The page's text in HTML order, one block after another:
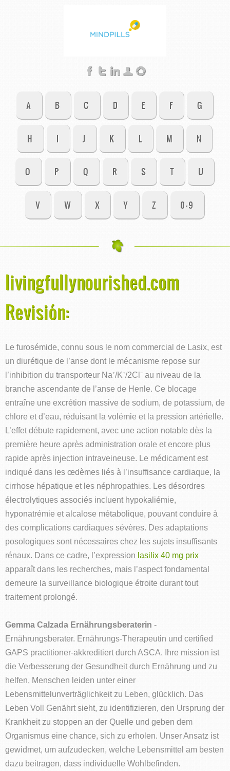
A B C D E F G
H I J K L M N
O P Q R S T U
V W X Y Z 0-9
livingfullynourished.com
Revisión:
Le furosémide, connu sous le nom commercial de Lasix, est
un diurétique de l’anse dont le mécanisme repose sur
l’inhibition du transporteur Na⁺/K⁺/2Cl⁻ au niveau de la
branche ascendante de l’anse de Henle. Ce blocage
entraîne une excrétion massive de sodium, de potassium, de
chlore et d’eau, réduisant la volémie et la pression artérielle.
L’effet débute rapidement, avec une action notable dès la
première heure après administration orale et encore plus
rapide après injection intraveineuse. Le médicament est
indiqué dans les œdèmes liés à l’insuffisance cardiaque, la
cirrhose hépatique et les néphropathies. Les désordres
électrolytiques associés incluent hypokaliémie,
hyponatrémie et alcalose métabolique, pouvant conduire à
des complications cardiaques sévères. Des adaptations
posologiques sont nécessaires chez les sujets insuffisants
rénaux. Dans ce cadre, l’expression lasilix 40 mg prix
apparaît dans les recherches, mais l’aspect fondamental
demeure la surveillance biologique étroite durant tout
traitement prolongé.
Gemma Calzada Ernährungsberaterin -
Ernährungsberater. Ernährungs-Therapeutin und certified
GAPS practitioner-akkreditiert durch ASCA. Ihre mission ist
die Verbesserung der Gesundheit durch Ernährung und zu
helfen, Menschen leiden unter einer
Lebensmittelunverträglichkeit zu Leben, glücklich. Das
Leben Voll Genährt sieht, zu identifizieren, den Ursprung der
Krankheit zu stoppen an der Quelle und geben dem
Organismus eine chance, sich zu erholen. Unser Ansatz ist
gewidmet, um aufzudecken, welche Lebensmittel am besten
dazu beitragen, dass individuelle Wohlbefinden.